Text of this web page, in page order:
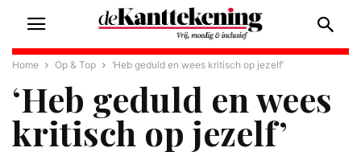
Home Op & Top ‘Heb geduld en wees kritisch op jezelf’
‘Heb geduld en wees
kritisch op jezelf’